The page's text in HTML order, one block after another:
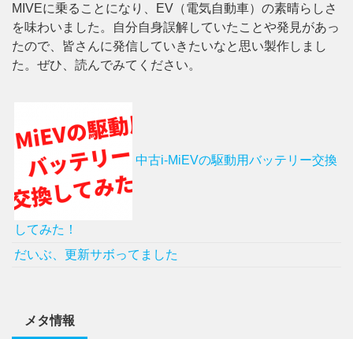
MIVEに乗ることになり、EV（電気自動車）の素晴らしさ
を味わいました。自分自身誤解していたことや発見があっ
たので、皆さんに発信していきたいなと思い製作しまし
た。ぜひ、読んでみてください。
中古i-MiEVの駆動用バッテリー交換
してみた！
だいぶ、更新サボってました
メタ情報